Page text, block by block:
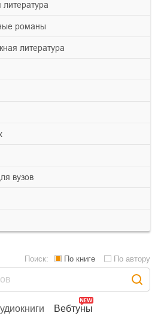
литература
романы
литература
вузов
Вебтуны
Поиск: По книге По автору